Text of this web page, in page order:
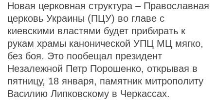
Новая церковная структура – Православная
церковь Украины (ПЦУ) во главе с
киевскими властями будет прибирать к
рукам храмы канонической УПЦ МЦ мягко,
без боя. Это пообещал президент
Незалежной Петр Порошенко, открывая в
пятницу, 18 января, памятник митрополиту
Василию Липковскому в Черкассах.